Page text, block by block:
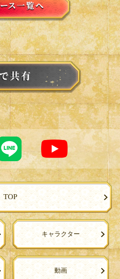
TOP
キャラクター
動画